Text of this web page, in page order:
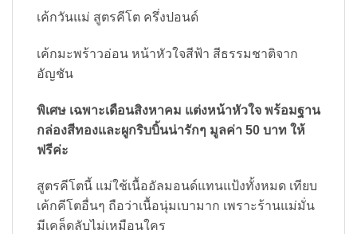
เค้กวันแม่ สูตรคีโต ครึ่งปอนด์
เค้กมะพร้าวอ่อน หน้าหัวใจสีฟ้า สีธรรมชาติจาก
อัญชัน
พิเศษ เฉพาะเดือนสิงหาคม แต่งหน้าหัวใจ พร้อมฐาน
กล่องสีทองและผูกริบบิ้นน่ารักๆ มูลค่า 50 บาท ให้
ฟรีค่ะ
สูตรคีโตนี้ แม่ใช้เนื้ออัลมอนด์แทนแป้งทั้งหมด เทียบ
เค้กคีโตอื่นๆ ถือว่าเนื้อนุ่มเบามาก เพราะร้านแม่มั่น
มีเคล็ดลับไม่เหมือนใคร